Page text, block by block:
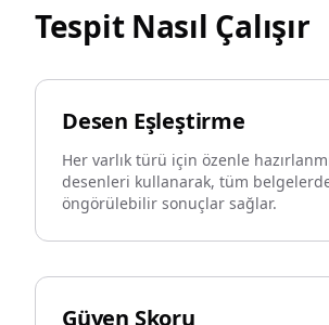
Tespit Nasıl Çalışır
Desen Eşleştirme
Her varlık türü için özenle
desenleri kullanarak, tüm
öngörülebilir sonuçlar sağlar.
Güven Skoru